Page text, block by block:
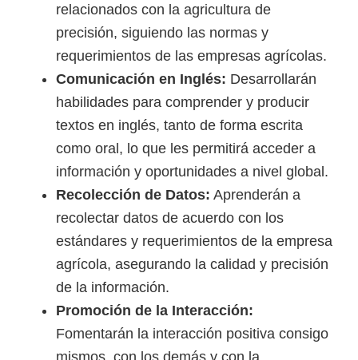
relacionados con la agricultura de
precisión, siguiendo las normas y
requerimientos de las empresas agrícolas.
Comunicación en Inglés: Desarrollarán
habilidades para comprender y producir
textos en inglés, tanto de forma escrita
como oral, lo que les permitirá acceder a
información y oportunidades a nivel global.
Recolección de Datos: Aprenderán a
recolectar datos de acuerdo con los
estándares y requerimientos de la empresa
agrícola, asegurando la calidad y precisión
de la información.
Promoción de la Interacción:
Fomentarán la interacción positiva consigo
mismos, con los demás y con la